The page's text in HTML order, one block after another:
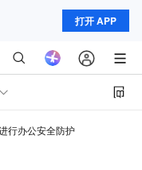
打开 APP
行办公安全防护